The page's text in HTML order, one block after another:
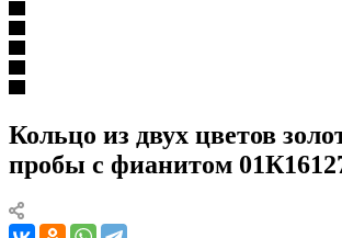
Кольцо из двух цветов
пробы с фианитом